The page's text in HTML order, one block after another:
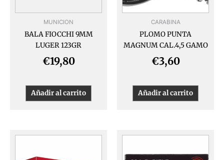
MUNICION
BALA FIOCCHI 9MM
LUGER 123GR
€19,80
Añadir al carrito
CARABINA
PLOMO PUNTA
MAGNUM CAL.4,5 GAMO
€3,60
Añadir al carrito